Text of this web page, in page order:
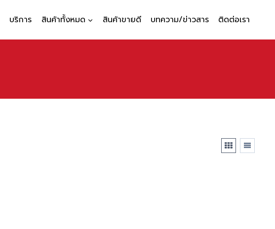
บริการ สินค้าทั้งหมด สินค้าขายดี บทความ/ข่าวสาร ติดต่อเรา